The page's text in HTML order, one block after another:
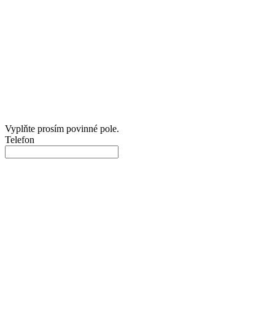
Vyplňte prosím povinné pole.
Telefon